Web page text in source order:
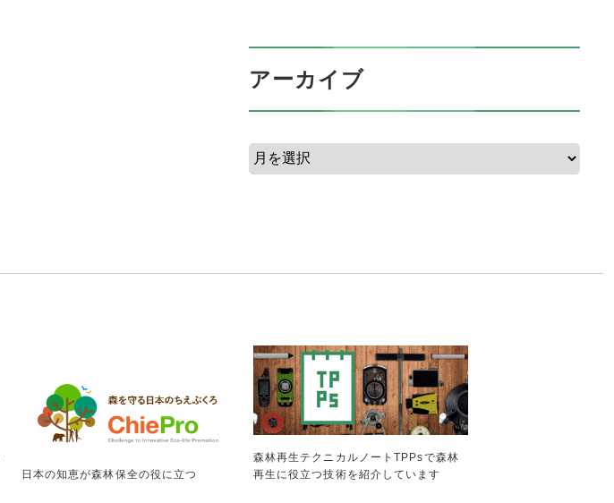
アーカイブ
日本の知恵が森林保全の役に立つ
森林再生テクニカルノートTPPsで森林
再生に役立つ技術を紹介しています